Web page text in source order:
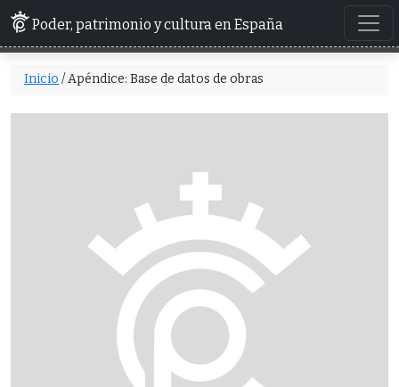
Poder, patrimonio y cultura en España
Inicio / Apéndice: Base de datos de obras